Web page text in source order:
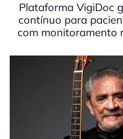
Plataforma VigiDoc
contínuo para
com monitoramento